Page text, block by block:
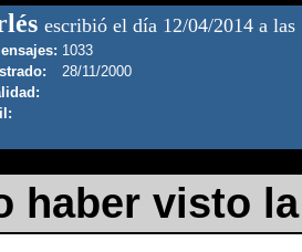
escribió el día 12/04/2014 a las
1033
28/11/2000
haber visto